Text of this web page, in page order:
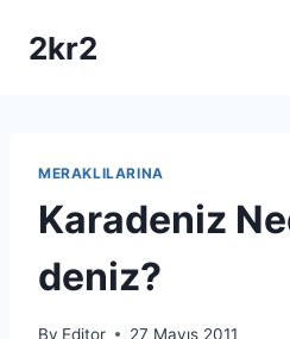
2kr2
MERAKLILARINA
Karadeniz
deniz?
By Editor 27 Mayıs 2011